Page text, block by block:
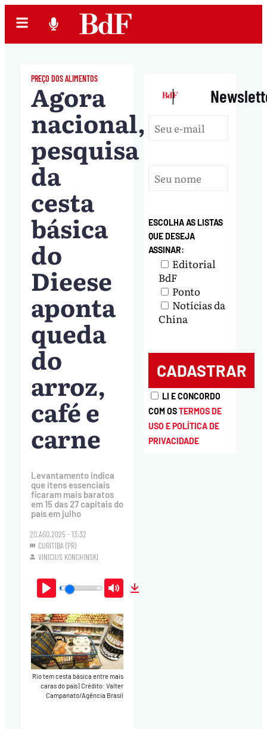
PREÇO DOS ALIMENTOS
Agora
nacional,
pesquisa
da
cesta
básica
do
Dieese
aponta
queda
do
arroz,
café e
carne
Levantamento indica
que itens essenciais
ficaram mais baratos
em 15 das 27 capitais do
país em julho
20.AGO.2025 - 13:32
CURITIBA (PR)
VINICIUS KONCHINSKI
Play Mute
Rio tem cesta básica entre mais
caras do país|Crédito: Valter
Campanato/Agência Brasil
|
ESCOLHA AS LISTAS
QUE DESEJA
ASSINAR:
Editorial
BdF
Ponto
Notícias da
China
LI E CONCORDO
COM OSTERMOS DE
USO E POLÍTICA DE
PRIVACIDADE